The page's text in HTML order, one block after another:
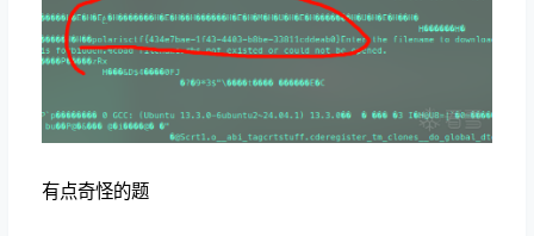
有点奇怪的题